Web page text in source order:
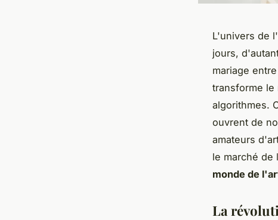
L'univers de
jours,
mariage
transforme le
algorithmes.
ouvrent de
amateurs
le marché de
monde de
La